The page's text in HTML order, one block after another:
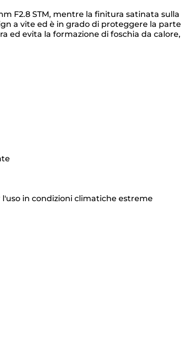
F2.8 STM, mentre la finitura satinata sulla
a vite ed è in grado di proteggere la parte
ed evita la formazione di foschia da calore,
in condizioni climatiche estreme